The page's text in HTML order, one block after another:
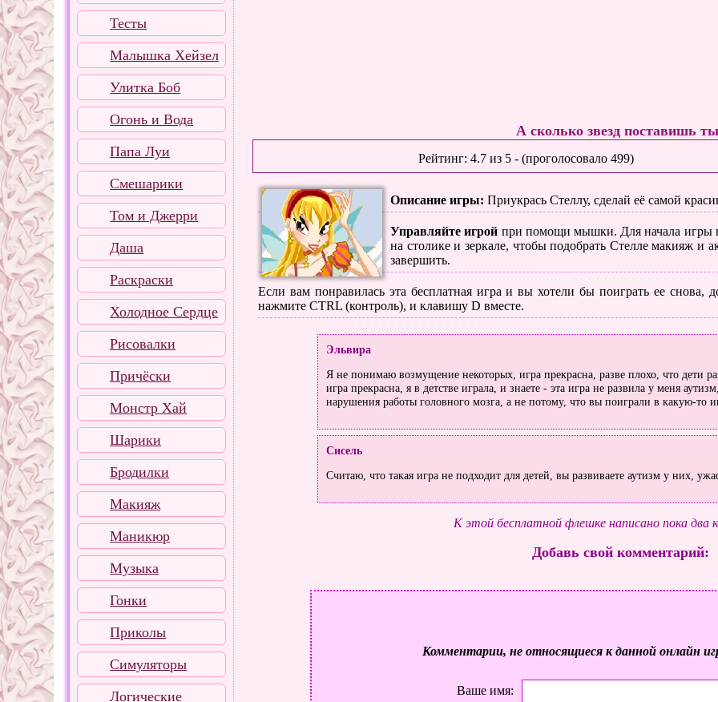
Тесты
Малышка Хейзел
Улитка Боб
Огонь и Вода
Папа Луи
Смешарики
Том и Джерри
Даша
Раскраски
Холодное Сердце
Рисовалки
Причёски
Монстр Хай
Шарики
Бродилки
Макияж
Маникюр
Музыка
Гонки
Приколы
Симуляторы
Логические
А сколько звезд поставишь
Рейтинг:4.7 из 5 - (проголосовало499)
Описание игры: Приукрась Стеллу, сделай её самой
Управляйте игрой при помощи мышки. Для начала игры
на столике и зеркале, чтобы подобрать Стелле макияж и
завершить.
Если вам понравилась эта бесплатная игра и вы хотели бы поиграть ее снова,
нажмите CTRL (контроль), и клавишу D вместе.
Эльвира
Я не понимаю возмущение некоторых, игра прекрасна, разве плохо, что дети
игра прекрасна, я в детстве играла, и знаете - эта игра не развила у меня
нарушения работы головного мозга, а не потому, что вы поиграли в какую-то
Сисель
Считаю, что такая игра не подходит для детей, вы развиваете аутизм у них,
К этой бесплатной флешке написано пока два
Добавь свой комментарий:
Комментарии, не относящиеся к данной онлайн
Ваше имя: